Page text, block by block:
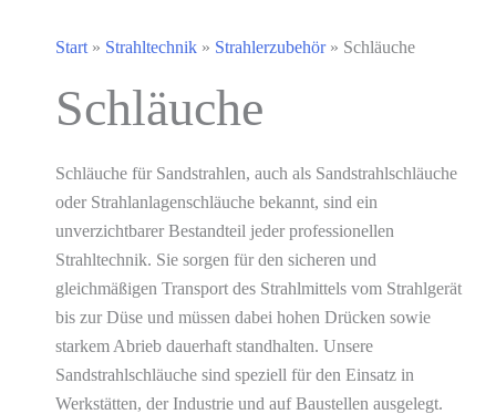
Start » Strahltechnik » Strahlerzubehör» Schläuche
Schläuche
Schläuche für Sandstrahlen, auch als Sandstrahlschläuche
oder Strahlanlagenschläuche bekannt, sind ein
unverzichtbarer Bestandteil jeder professionellen
Strahltechnik. Sie sorgen für den sicheren und
gleichmäßigen Transport des Strahlmittels vom Strahlgerät
bis zur Düse und müssen dabei hohen Drücken sowie
starkem Abrieb dauerhaft standhalten. Unsere
Sandstrahlschläuche sind speziell für den Einsatz in
Werkstätten, der Industrie und auf Baustellen ausgelegt.